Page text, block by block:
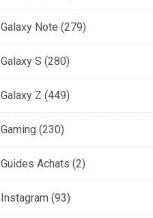
Galaxy Note (279)
Galaxy S (280)
Galaxy Z (449)
Gaming (230)
Guides Achats (2)
Instagram (93)